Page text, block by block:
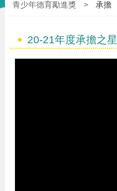
青少年德育勵進獎
> 承擔
20-21年度承擔之星